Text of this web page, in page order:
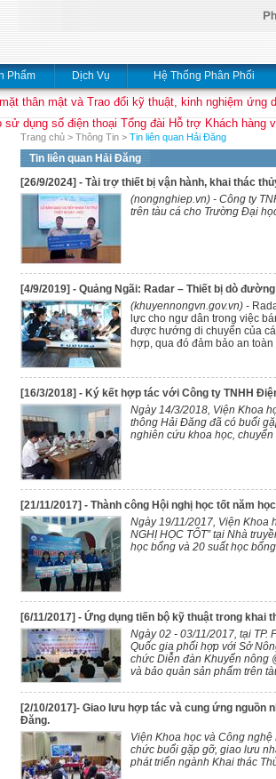
Phẩm Dịch Vụ Hệ Thống Phân Phối
thân mật và Trao đổi kỹ thuật, kinh nghiệm
sử dụng số điện thoại Tổng đài Hỗ trợ Khách hàng
Trang chủ > Thông Tin > Tin liên quan Hải Đăng
Tin liên quan Hải Đăng
[26/9/2024] - Tài trợ thiết bị vận hành, khai thác
(nongnghiep.vn) - Công ty
trên tàu cá cho Trường Đại
[4/9/2019] - Quảng Ngãi: Radar – Thiết bị dò
(khuyennongvn.gov.vn) -
lực cho ngư dân trong việc
được hướng di chuyển của
hợp, qua đó đảm bảo an
[16/3/2018] - Ký kết hợp tác với Công ty TNHH
Ngày 14/3/2018, Viện Khoa
thông Hải Đăng đã có buổi
nghiên cứu khoa học,
[21/11/2017] - Thành công Hội nghị học tốt năm
Ngày 19/11/2017, Viện Khoa
NGHỊ HỌC TỐT” tại Nhà
học bổng và 20 suất học
[6/11/2017] - Ứng dụng tiến bộ kỹ thuật trong khai
Ngày 02 - 03/11/2017, tại TP.
Quốc gia phối hợp với Sở
chức Diễn đàn Khuyến nông
và bảo quản sản phẩm trên
[2/10/2017]- Giao lưu hợp tác và cung ứng nguồn
Đăng.
Viện Khoa học và Công
chức buổi gặp gỡ, giao lưu
phát triển ngành Khai thác